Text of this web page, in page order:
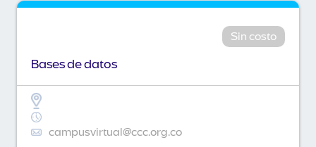
Sin costo
Bases de datos
campusvirtual@ccc.org.co